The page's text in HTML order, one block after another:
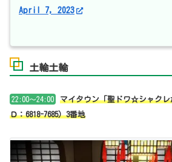
April 7, 2023
土輪土輪
22:00～24:00
マイタウン「聖ドワ☆シャクレ
Ｄ：6818-7685）3番地